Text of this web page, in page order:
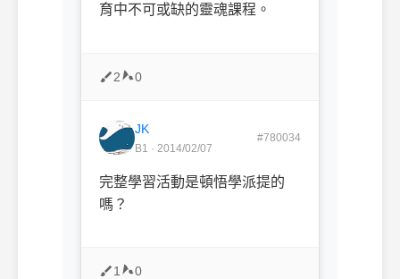
育中不可或缺的靈魂課程。
2 0
JK
B1 · 2014/02/07
#780034
完整學習活動是頓悟學派提的
嗎？
1 0